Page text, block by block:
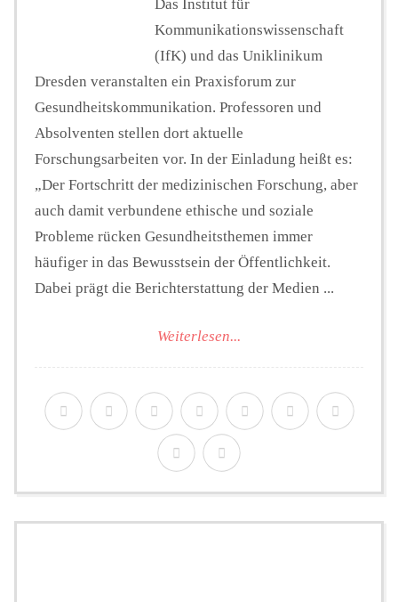
Das Institut für
Kommunikationswissenschaft
(IfK) und das Uniklinikum
Dresden veranstalten ein Praxisforum zur
Gesundheitskommunikation. Professoren und
Absolventen stellen dort aktuelle
Forschungsarbeiten vor. In der Einladung heißt es:
„Der Fortschritt der medizinischen Forschung, aber
auch damit verbundene ethische und soziale
Probleme rücken Gesundheitsthemen immer
häufiger in das Bewusstsein der Öffentlichkeit.
Dabei prägt die Berichterstattung der Medien ...
Weiterlesen...